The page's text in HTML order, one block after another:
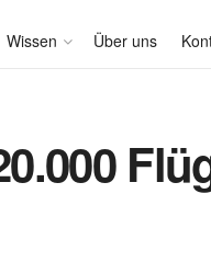
Wissen Über uns